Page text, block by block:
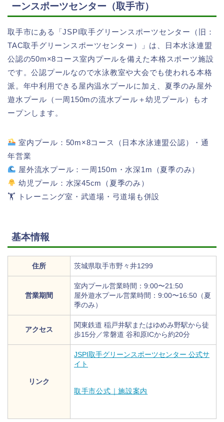
ーンスポーツセンター（取手市）
取手市にある「JSPI取手グリーンスポーツセンター（旧：
TAC取手グリーンスポーツセンター）」は、日本水泳連盟
公認の50m×8コース室内プールを備えた本格スポーツ施設
です。公認プールなので水泳教室や大会でも使われる本格
派。年中利用できる屋内温水プールに加え、夏季のみ屋外
遊水プール（一周150mの流水プール＋幼児プール）もオ
ープンします。
室内プール：50m×8コース（日本水泳連盟公認）・通
年営業
屋外流水プール：一周150m・水深1m（夏季のみ）
幼児プール：水深45cm（夏季のみ）
🏋 トレーニング室・武道場・弓道場も併設
基本情報
住所 茨城県取手市野々井1299
営業期間
室内プール営業時間：9:00〜21:50
屋外遊水プール営業時間：9:00〜16:50（夏
季のみ）
アクセス
関東鉄道 稲戸井駅またはゆめみ野駅から徒
歩15分／常磐道 谷和原ICから約20分
リンク
JSPI取手グリーンスポーツセンター 公式サ
イト
取手市公式｜施設案内